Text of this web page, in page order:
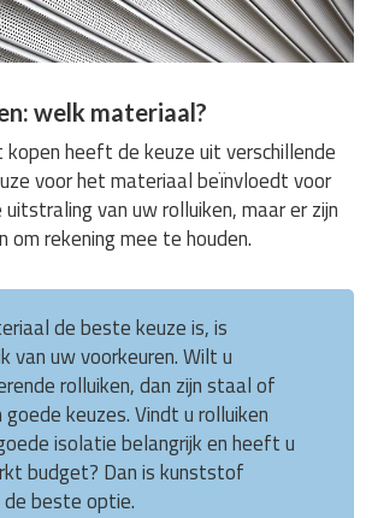
welk materiaal?
heeft de keuze uit verschillende
voor het materiaal beïnvloedt voor
van uw rolluiken, maar er zijn
om rekening mee te houden.
de beste keuze is, is
van uw voorkeuren. Wilt u
rolluiken, dan zijn staal of
goede keuzes. Vindt u rolluiken
isolatie belangrijk en heeft u
budget? Dan is kunststof
de beste optie.